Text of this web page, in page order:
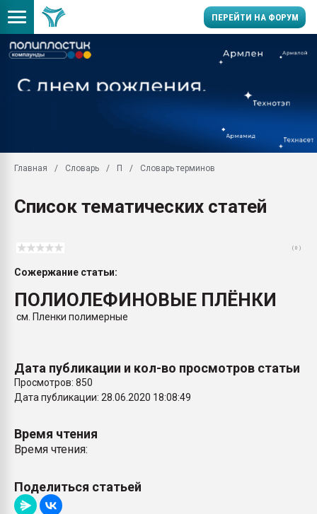
ПЕРЕЙТИ НА ФОРУМ
Вакуум-формовочные
ближайшее
28.07.2026
28.07.2026
ситуацией на
Продам отходы
ПЕРЕЙТИ НА
Главная Словарь П Словарь терминов
Список тематических статей
( 0 )
Сожержание статьи:
ПОЛИОЛЕФИНОВЫЕ ПЛЁНКИ
см. Пленки полимерные
Дата публикации и кол-во просмотров статьи
Просмотров: 850
Дата публикации: 28.06.2020 18:08:49
Время чтения
Время чтения:
Поделиться статьей